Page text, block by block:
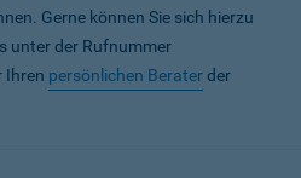
Gerne können Sie sich hierzu
unter der Rufnummer
Ihren persönlichen Beraterder